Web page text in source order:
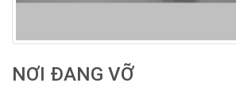
NƠI ĐANG VỠ